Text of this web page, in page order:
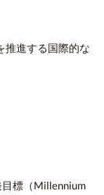
推進する国際的な
標（Millennium